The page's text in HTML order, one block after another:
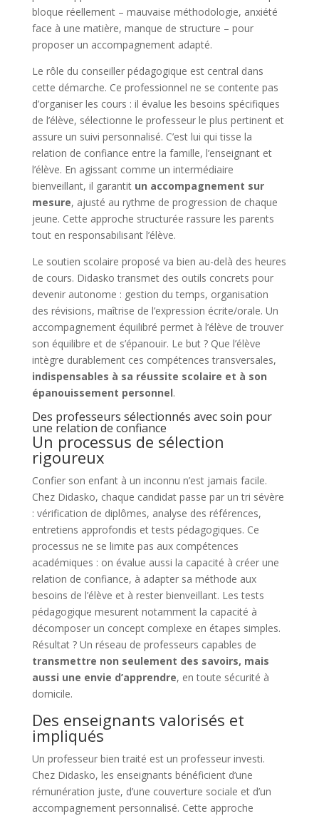
bloque réellement – mauvaise méthodologie, anxiété
face à une matière, manque de structure – pour
proposer un accompagnement adapté.
Le rôle du conseiller pédagogique est central dans
cette démarche. Ce professionnel ne se contente pas
d’organiser les cours : il évalue les besoins spécifiques
de l’élève, sélectionne le professeur le plus pertinent et
assure un suivi personnalisé. C’est lui qui tisse la
relation de confiance entre la famille, l’enseignant et
l’élève. En agissant comme un intermédiaire
bienveillant, il garantit un accompagnement sur
mesure, ajusté au rythme de progression de chaque
jeune. Cette approche structurée rassure les parents
tout en responsabilisant l’élève.
Le soutien scolaire proposé va bien au-delà des heures
de cours. Didasko transmet des outils concrets pour
devenir autonome : gestion du temps, organisation
des révisions, maîtrise de l’expression écrite/orale. Un
accompagnement équilibré permet à l’élève de trouver
son équilibre et de s’épanouir. Le but ? Que l’élève
intègre durablement ces compétences transversales,
indispensables à sa réussite scolaire et à son
épanouissement personnel.
Des professeurs sélectionnés avec soin pour
une relation de confiance
Un processus de sélection
rigoureux
Confier son enfant à un inconnu n’est jamais facile.
Chez Didasko, chaque candidat passe par un tri sévère
: vérification de diplômes, analyse des références,
entretiens approfondis et tests pédagogiques. Ce
processus ne se limite pas aux compétences
académiques : on évalue aussi la capacité à créer une
relation de confiance, à adapter sa méthode aux
besoins de l’élève et à rester bienveillant. Les tests
pédagogique mesurent notamment la capacité à
décomposer un concept complexe en étapes simples.
Résultat ? Un réseau de professeurs capables de
transmettre non seulement des savoirs, mais
aussi une envie d’apprendre, en toute sécurité à
domicile.
Des enseignants valorisés et
impliqués
Un professeur bien traité est un professeur investi.
Chez Didasko, les enseignants bénéficient d’une
rémunération juste, d’une couverture sociale et d’un
accompagnement personnalisé. Cette approche